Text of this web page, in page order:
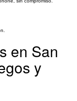
en San
y